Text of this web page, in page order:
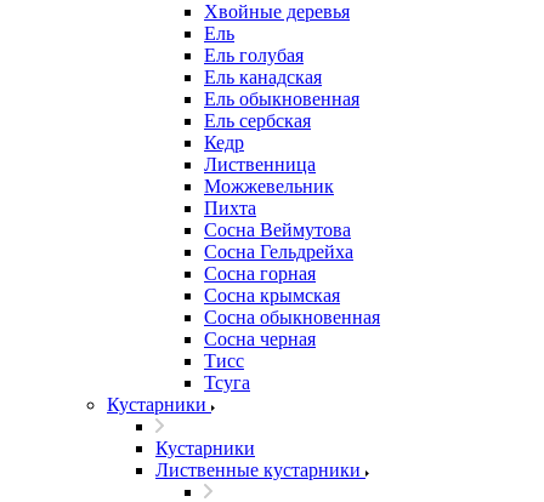
Хвойные деревья
Ель
Ель голубая
Ель канадская
Ель обыкновенная
Ель сербская
Кедр
Лиственница
Можжевельник
Пихта
Сосна Веймутова
Сосна Гельдрейха
Сосна горная
Сосна крымская
Сосна обыкновенная
Сосна черная
Тисс
Тсуга
Кустарники
Кустарники
Лиственные кустарники